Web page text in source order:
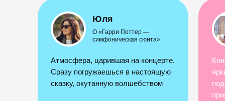
Юля
О «Гарри Поттер —
симфоническая сюита»
Атмосфера, царившая на концерте.
Сразу погружаешься в настоящую
сказку, окутанную волшебством